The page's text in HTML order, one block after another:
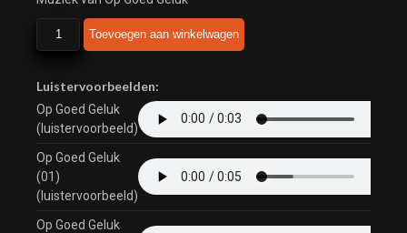
Goed
aantal
Toevoegen aan winkelwagen
Luistervoorbeelden:
Op Goed Geluk
(luistervoorbeeld)
Op Goed Geluk
(01)
(luistervoorbeeld)
Op Goed Geluk